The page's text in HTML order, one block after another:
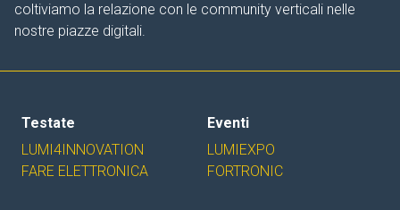
coltiviamo la relazione con le community verticali nelle
nostre piazze digitali.
Testate
LUMI4INNOVATION
FARE ELETTRONICA
Eventi
LUMIEXPO
FORTRONIC